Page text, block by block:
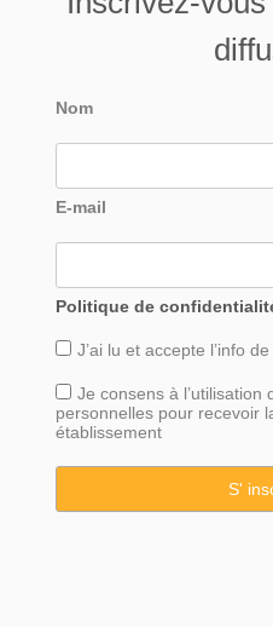
Nom
E-mail
Politique de
J’ai lu et accepte l’info de
Je consens à l’utilisation
personnelles pour recevoir
établissement